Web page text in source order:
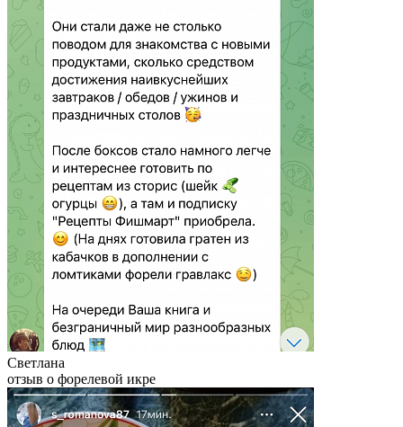
Светлана
отзыв о форелевой икре